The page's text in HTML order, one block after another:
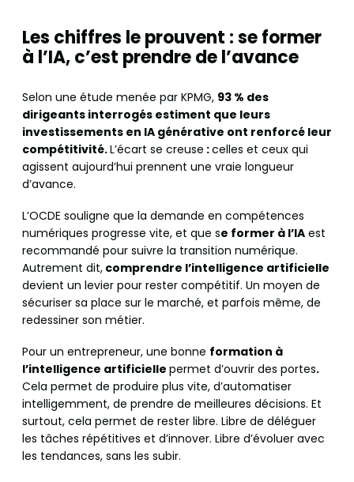
Les chiffres le prouvent : se former
à l’IA, c’est prendre de l’avance
Selon une étude menée par KPMG, 93 % des
dirigeants interrogés estiment que leurs
investissements en IA générative ont renforcé leur
compétitivité.L’écart se creuse :celles et ceux qui
agissent aujourd’hui prennent une vraie longueur
d’avance.
L’OCDE souligne que la demande en compétences
numériques progresse vite, et que se former à l’IA est
recommandé pour suivre la transition numérique.
Autrement dit, comprendre l’intelligence artificielle
devient un levier pour rester compétitif. Un moyen de
sécuriser sa place sur le marché, et parfois même, de
redessiner son métier.
Pour un entrepreneur, une bonne formation à
l’intelligence artificielle permet d’ouvrir des portes.
Cela permet de produire plus vite, d’automatiser
intelligemment, de prendre de meilleures décisions. Et
surtout, cela permet de rester libre. Libre de déléguer
les tâches répétitives et d’innover. Libre d’évoluer avec
les tendances, sans les subir.